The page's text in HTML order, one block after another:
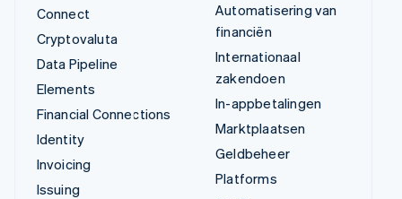
Connect
Cryptovaluta
Data Pipeline
Elements
Financial Connections
Identity
Invoicing
Issuing
Automatisering van
financiën
Internationaal
zakendoen
In-appbetalingen
Marktplaatsen
Geldbeheer
Platforms